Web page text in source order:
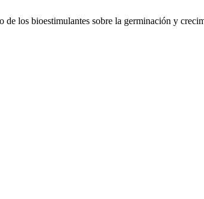
los bioestimulantes sobre la germinación y